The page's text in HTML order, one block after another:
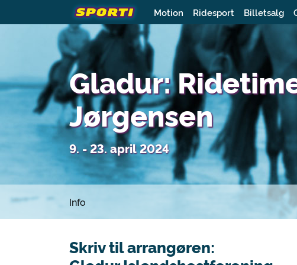
Motion Ridesport Billetsalg
Gladur:
Jørgensen
9. - 23. april 2024
Info
Skriv til arrangøren: